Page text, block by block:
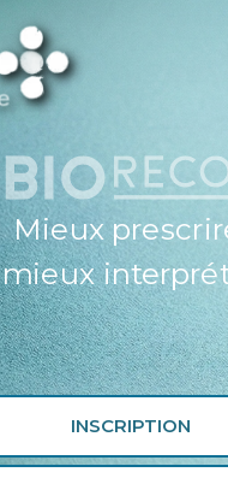
Mieux
mieux
INSCRIPTION